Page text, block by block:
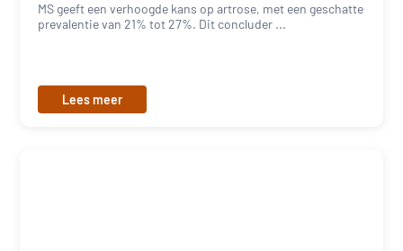
MS geeft een verhoogde kans op artrose, met een geschatte
prevalentie van 21% tot 27%. Dit concluder ...
Lees meer